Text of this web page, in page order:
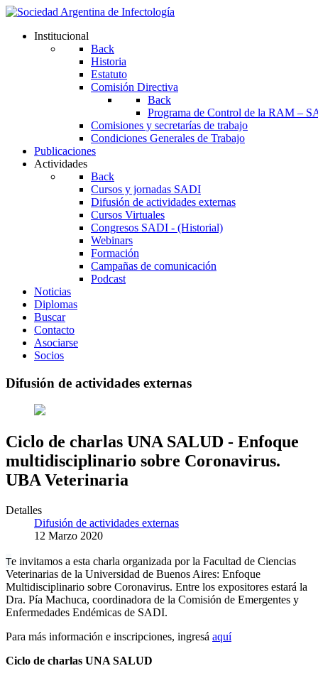
Institucional
Back
Historia
Estatuto
Comisión Directiva
Back
Programa de Control de la RAM –
Comisiones y secretarías de trabajo
Condiciones Generales de Trabajo
Publicaciones
Actividades
Back
Cursos y jornadas SADI
Difusión de actividades externas
Cursos Virtuales
Congresos SADI - (Historial)
Webinars
Formación
Campañas de comunicación
Podcast
Noticias
Diplomas
Buscar
Contacto
Asociarse
Socios
Difusión de actividades externas
Ciclo de charlas UNA SALUD - Enfoque
multidisciplinario sobre Coronavirus.
UBA Veterinaria
Detalles
Difusión de actividades externas
12 Marzo 2020
Te invitamos a esta charla organizada por la Facultad de Ciencias
Veterinarias de la Universidad de Buenos Aires: Enfoque
Multidisciplinario sobre Coronavirus. Entre los expositores estará la
Dra. Pía Machuca, coordinadora de la Comisión de Emergentes y
Enfermedades Endémicas de SADI.
Para más información e inscripciones, ingresá aquí
Ciclo de charlas UNA SALUD